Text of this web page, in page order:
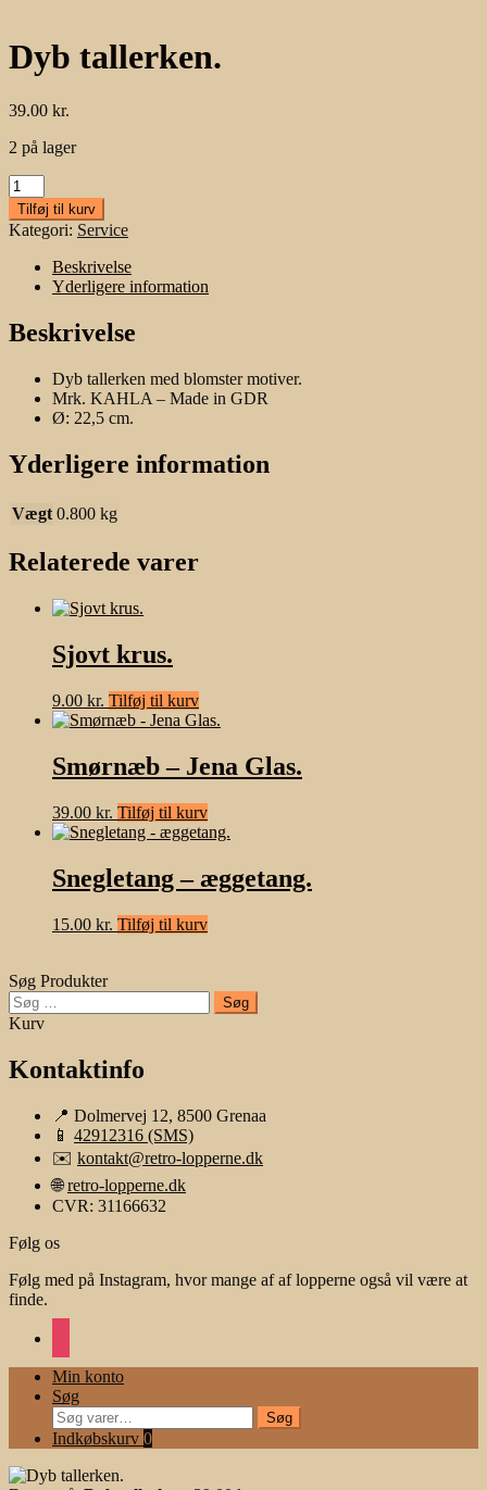
Dyb tallerken.
39.00 kr.
2 på lager
Dyb
tallerken.
antal
Tilføj til kurv
Kategori: Service
Beskrivelse
Yderligere information
Beskrivelse
Dyb tallerken med blomster motiver.
Mrk. KAHLA – Made in GDR
Ø: 22,5 cm.
Yderligere information
Vægt 0.800 kg
Relaterede varer
Sjovt krus.
9.00 kr. Tilføj til kurv
Smørnæb – Jena Glas.
39.00 kr. Tilføj til kurv
Snegletang – æggetang.
15.00 kr. Tilføj til kurv
Søg Produkter
Søg
efter:
Kurv
Kontaktinfo
📍 Dolmervej 12, 8500 Grenaa
📱 42912316 (SMS)
✉️ kontakt@retro-lopperne.dk
🌐retro-lopperne.dk
CVR: 31166632
Følg os
Følg med på Instagram, hvor mange af af lopperne også vil være at
finde.
Min konto
Søg
Søg
efter:
Søg
Indkøbskurv 0